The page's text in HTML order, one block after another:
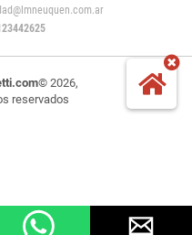
© 2026,
reservados